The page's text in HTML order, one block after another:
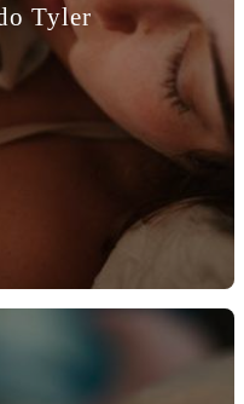
Tyler